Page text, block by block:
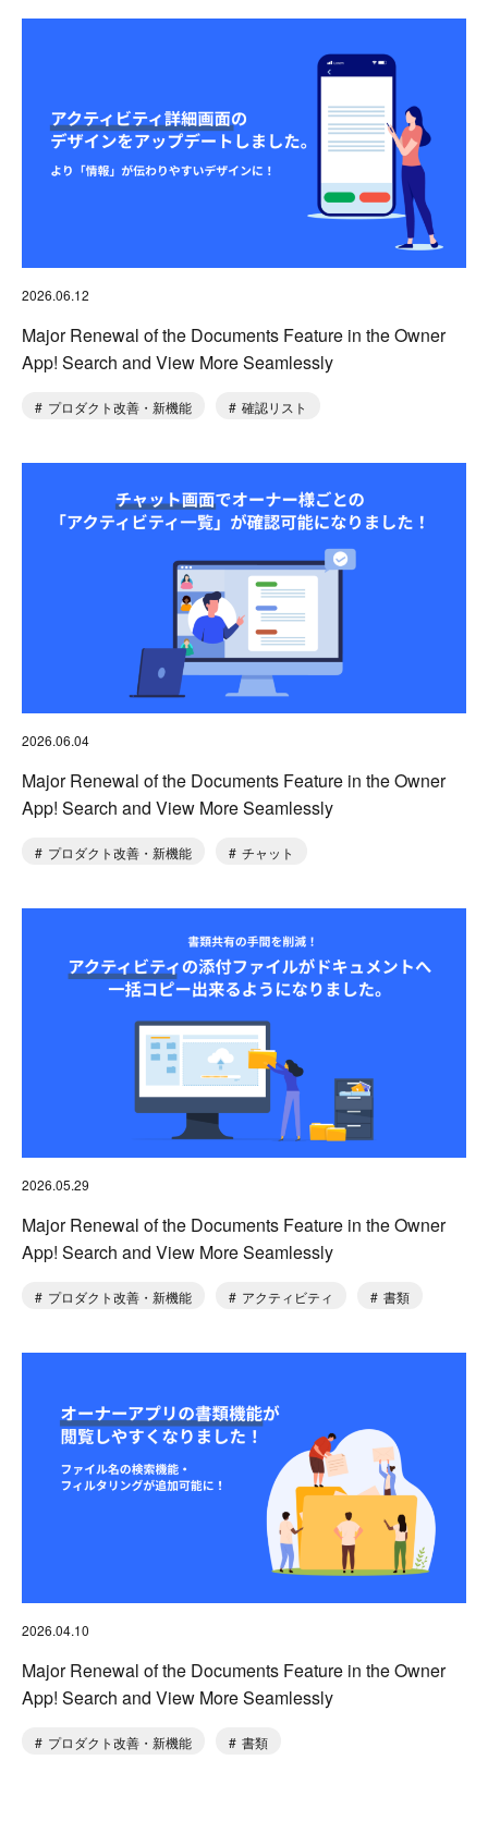
2026.06.12
Major Renewal of the Documents Feature in the Owner
App! Search and View More Seamlessly
プロダクト改善・新機能 確認リスト
2026.06.04
Major Renewal of the Documents Feature in the Owner
App! Search and View More Seamlessly
プロダクト改善・新機能 チャット
2026.05.29
Major Renewal of the Documents Feature in the Owner
App! Search and View More Seamlessly
プロダクト改善・新機能 アクティビティ 書類
2026.04.10
Major Renewal of the Documents Feature in the Owner
App! Search and View More Seamlessly
プロダクト改善・新機能 書類